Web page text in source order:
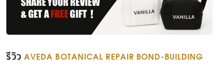
รีวิว AVEDA BOTANICAL REPAIR BOND-BUILDING